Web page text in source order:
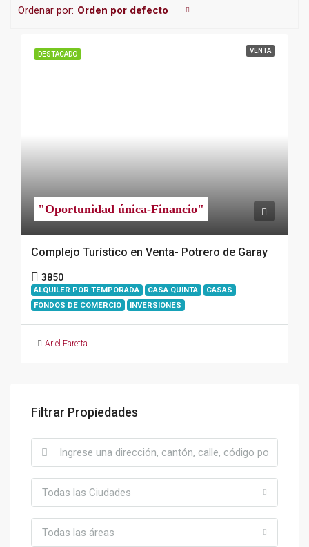
Ordenar por: Orden por defecto
DESTACADO VENTA
"Oportunidad única-Financio"
Complejo Turístico en Venta- Potrero de Garay
3850
ALQUILER POR TEMPORADA CASA QUINTA
CASAS
FONDOS DE COMERCIO
INVERSIONES
Ariel Faretta
Filtrar Propiedades
Todas las Ciudades
Todas las áreas